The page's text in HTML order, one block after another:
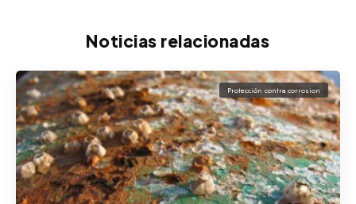
Noticias relacionadas
Protección contra corrosion